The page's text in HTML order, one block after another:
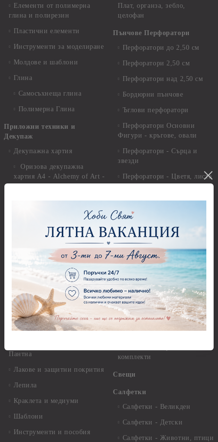
Елементи от полимерна
глина и полирезин
Пластични елементи
Инструменти за моделиране
Молдове и шаблони
Глина
Самосъхнеща глина
Полимерна Глина
Приложни техники и
Декупаж
Декупажна хартия
Оризова декупажна
хартия А4 - Alchemy of Art -
Оризова декупажна хартия
А4 - Itd. Collection - 25-30
Фина оризова декупажна
хартия Stamperia - 21 х
29.см. - 28гр.
Декупажна хартия - Други
Антични пасти
Вакс пасти
Грунд, Основи, Релефни
пасти
Пантна
Лакове и защитни покрития
Лепила
Краклета и медиуми
Шаблони
Инструменти и пособия
Плат, органза, зебло,
целофан
Пънчове Перфоратори
Перфоратори до 2,50 см
Перфоратори 2,50 см
Перфоратори над 2,50 см
Бордюрни пънчове
Ъглови перфоратори
Перфоратори Основни
Фигури - кръгове, овали
Перфоратори - Сърца и
звезди
Перфоратори - Цветя, листа
Перфоратори - Детски
Перфоратори - Животни
Перфоратори - Коледни и
Зимни
Рисуване
Грунд и почистващи
разтвори
Платна за рисуване
Стативи и поставки
Четки и инструменти
комплекти
Свещи
Салфетки
Салфетки - Великден
Салфетки - Детски
Салфетки - Животни, птици